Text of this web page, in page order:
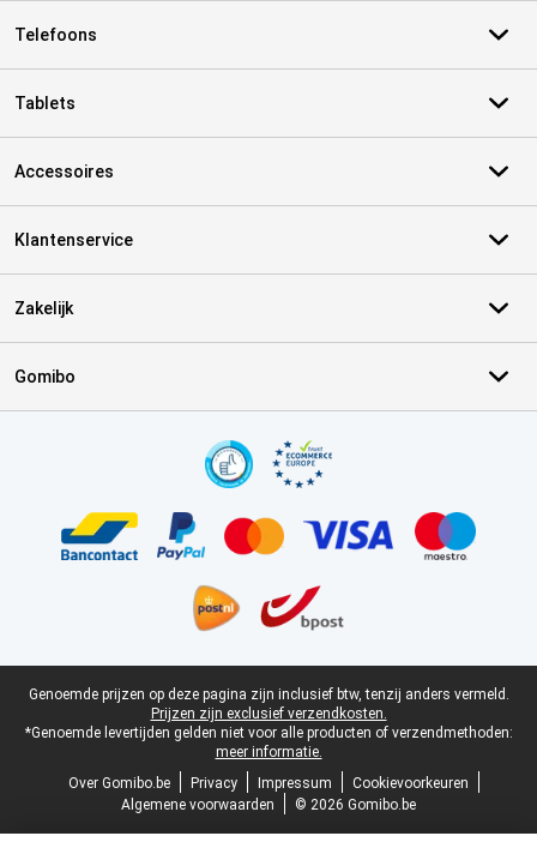
Telefoons
Tablets
Accessoires
Klantenservice
Zakelijk
Gomibo
Juridische voettekst
Genoemde prijzen op deze pagina zijn inclusief btw, tenzij anders vermeld.
Prijzen zijn exclusief verzendkosten.
*Genoemde levertijden gelden niet voor alle producten of verzendmethoden:
meer informatie.
Over Gomibo.be
Privacy Impressum
Cookievoorkeuren
Algemene voorwaarden
© 2026 Gomibo.be